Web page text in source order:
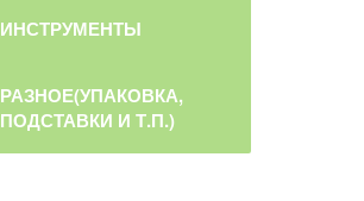
ИНСТРУМЕНТЫ
РАЗНОЕ(УПАКОВКА,
ПОДСТАВКИ И Т.П.)